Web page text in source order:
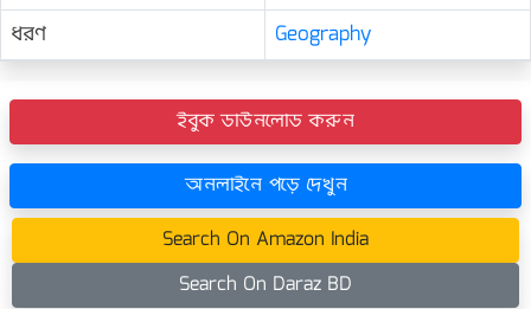
ধরণ
Geography
ইবুক ডাউনলোড করুন
অনলাইনে পড়ে দেখুন
Search On Amazon India
Search On Daraz BD